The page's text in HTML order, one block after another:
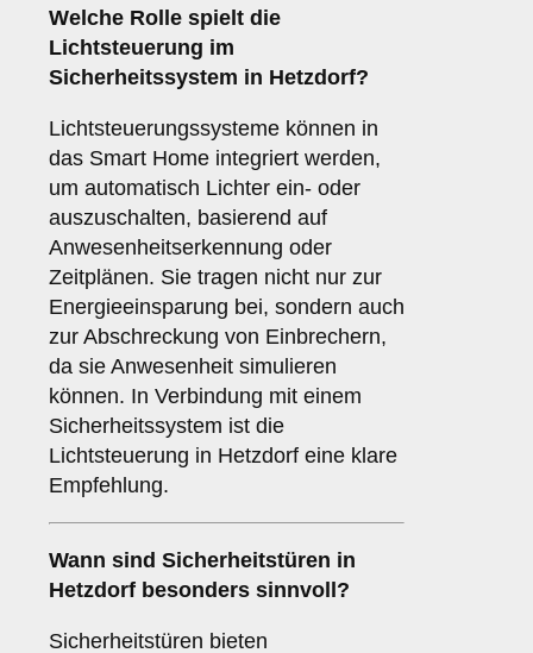
Welche Rolle spielt die
Lichtsteuerung im
Sicherheitssystem in Hetzdorf?
Lichtsteuerungssysteme können in
das Smart Home integriert werden,
um automatisch Lichter ein- oder
auszuschalten, basierend auf
Anwesenheitserkennung oder
Zeitplänen. Sie tragen nicht nur zur
Energieeinsparung bei, sondern auch
zur Abschreckung von Einbrechern,
da sie Anwesenheit simulieren
können. In Verbindung mit einem
Sicherheitssystem ist die
Lichtsteuerung in Hetzdorf eine klare
Empfehlung.
Wann sind Sicherheitstüren in
Hetzdorf besonders sinnvoll?
Sicherheitstüren bieten